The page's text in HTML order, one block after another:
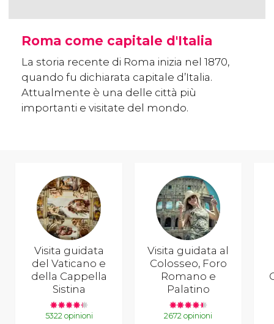
Roma come capitale d'Italia
La storia recente di Roma inizia nel 1870,
quando fu dichiarata capitale d’Italia.
Attualmente è una delle città più
importanti e visitate del mondo.
Visita guidata
del Vaticano e
della Cappella
Sistina
5322 opinioni
Visita guidata al
Colosseo, Foro
Romano e
Palatino
2672 opinioni